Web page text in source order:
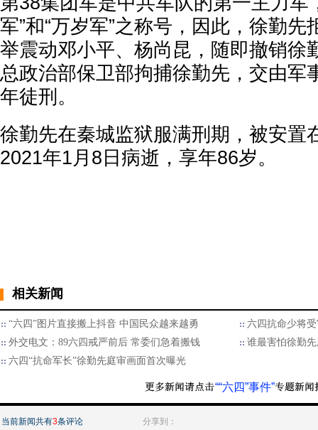
军”和“万岁军”之称号，因此，徐勤
举震动邓小平、杨尚昆，随即撤销徐
总政治部保卫部拘捕徐勤先，交由军
年徒刑。
徐勤先在秦城监狱服满刑期，被安置
2021年1月8日病逝，享年86岁。
相关新闻
“六四”图片直接搬上抖音 中国民众越来越勇
六四抗命少将
外交电文：89六四戒严前后 常委们急着搬钱
谁最害怕徐勤
六四“抗命军长”徐勤先庭审画面首次曝光
““六四”事件”
当前新闻共有3条评论 分享到：